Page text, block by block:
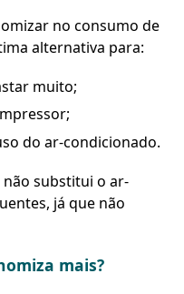
no consumo de
alternativa para:
muito;
do ar-condicionado.
substitui o ar-
já que não
mais?